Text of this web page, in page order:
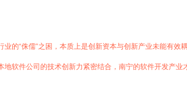
业的“侏儒”之困，本质上是创新资本与创新产业未能有
地软件公司的技术创新力紧密结合，南宁的软件开发产